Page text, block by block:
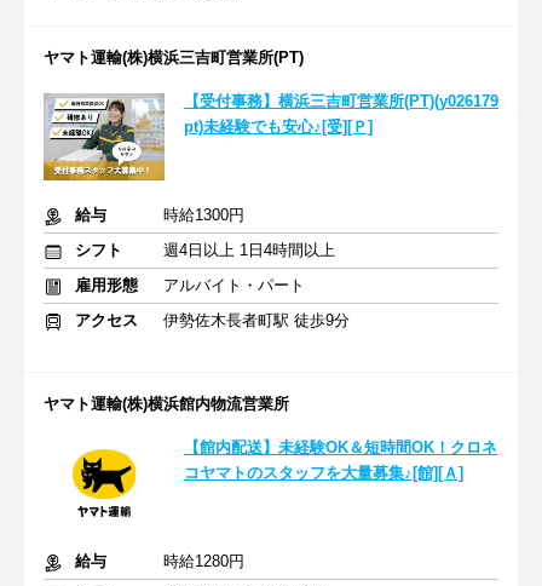
ヤマト運輸(株)横浜三吉町営業所(PT)
【受付事務】横浜三吉町営業所(PT)(y026179
pt)未経験でも安心♪[受][Ｐ]
給与
時給1300円
シフト
週4日以上 1日4時間以上
雇用形態
アルバイト・パート
アクセス
伊勢佐木長者町駅 徒歩9分
ヤマト運輸(株)横浜館内物流営業所
【館内配送】未経験OK＆短時間OK！クロネ
コヤマトのスタッフを大量募集♪[館][Ａ]
給与
時給1280円